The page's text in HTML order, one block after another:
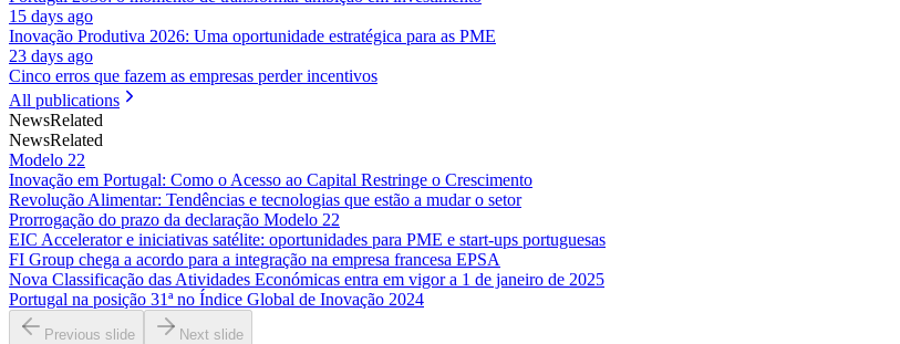
15 days ago
Inovação Produtiva 2026: Uma oportunidade estratégica para as PME
23 days ago
Cinco erros que fazem as empresas perder incentivos
All publications
NewsRelated
NewsRelated
Modelo 22
Inovação em Portugal: Como o Acesso ao Capital Restringe o Crescimento
Revolução Alimentar: Tendências e tecnologias que estão a mudar o setor
Prorrogação do prazo da declaração Modelo 22
EIC Accelerator e iniciativas satélite: oportunidades para PME e start-ups portuguesas
FI Group chega a acordo para a integração na empresa francesa EPSA
Nova Classificação das Atividades Económicas entra em vigor a 1 de janeiro de 2025
Portugal na posição 31ª no Índice Global de Inovação 2024
Previous slide Next slide